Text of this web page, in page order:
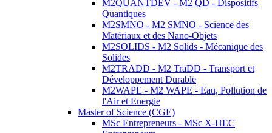
M2QUANTDEV - M2 QD - Dispositifs
Quantiques
M2SMNO - M2 SMNO - Science des
Matériaux et des Nano-Objets
M2SOLIDS - M2 Solids - Mécanique des
Solides
M2TRADD - M2 TraDD - Transport et
Développement Durable
M2WAPE - M2 WAPE - Eau, Pollution de
l'Air et Energie
Master of Science (CGE)
MSc Entrepreneurs - MSc X-HEC